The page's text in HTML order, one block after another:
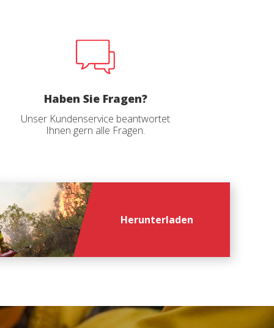
Haben Sie Fragen?
Unser Kundenservice beantwortet
Ihnen gern alle Fragen.
Herunterladen
*
zu